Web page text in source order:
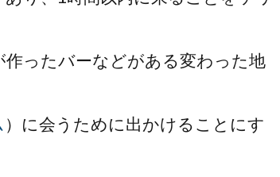
ったバーなどがある変わった地
）に会うために出かけることにす